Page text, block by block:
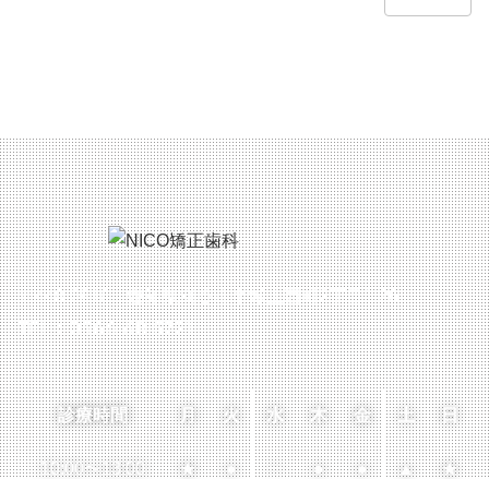
〒448-0816 愛知県刈谷市半城土西町2丁目1-26
TEL：0566-68-5721
診療時間 月 火 水 木 金 土 日
10:00〜13:00 ★ ● ー ● ● ▲ ★